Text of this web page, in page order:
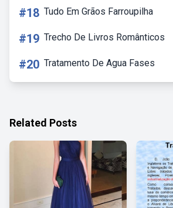
#18 Tudo Em Grãos Farroupilha
#19 Trecho De Livros Românticos
#20 Tratamento De Agua Fases
Related Posts